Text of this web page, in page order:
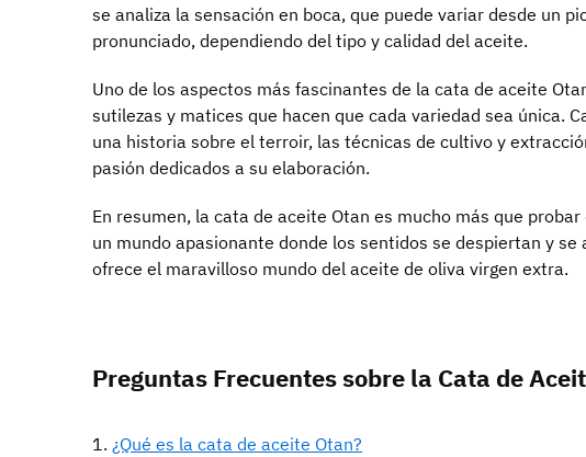
se analiza la sensación en boca, que puede variar desde un
pronunciado, dependiendo del tipo y calidad del aceite.
Uno de los aspectos más fascinantes de la cata de aceite
sutilezas y matices que hacen que cada variedad sea única.
una historia sobre el terroir, las técnicas de cultivo y
pasión dedicados a su elaboración.
En resumen, la cata de aceite Otan es mucho más que
un mundo apasionante donde los sentidos se despiertan y
ofrece el maravilloso mundo del aceite de oliva virgen extra.
Preguntas Frecuentes sobre la Cata de
¿Qué es la cata de aceite Otan?